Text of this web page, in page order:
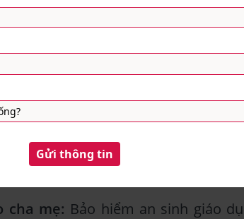
con:
Khoản tiền này như là một
được tham gia học ở những
cạnh đó, thu nhập của bố mẹ từ
đại học có thể không còn được ổn
đảm bảo học vấn cho con.
cha mẹ: Bảo hiểm an sinh giáo